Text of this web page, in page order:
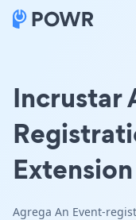
Incrustar
Agrega An Event-